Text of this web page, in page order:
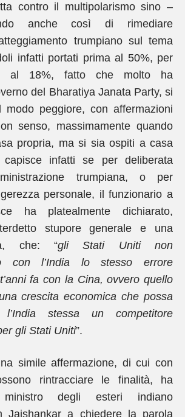
contro il multipolarismo sino –
anche così di rimediare
trumpiano sul tema
infatti portati prima al 50%, per
al 18%, fatto che molto ha
del Bharatiya Janata Party, si
modo peggiore, con affermazioni
senso, massimamente quando
propria, ma si sia ospiti a casa
capisce infatti se per deliberata
trumpiana, o per
personale, il funzionario a
ha platealmente dichiarato,
stupore generale e una
che: “gli Stati Uniti non
con l’India lo stesso errore
fa con la Cina, ovvero quello
crescita economica che possa
stessa un competitore
gli Stati Uniti”.
simile affermazione, di cui con
rintracciare le finalità, ha
degli esteri indiano
Jaishankar a chiedere la parola